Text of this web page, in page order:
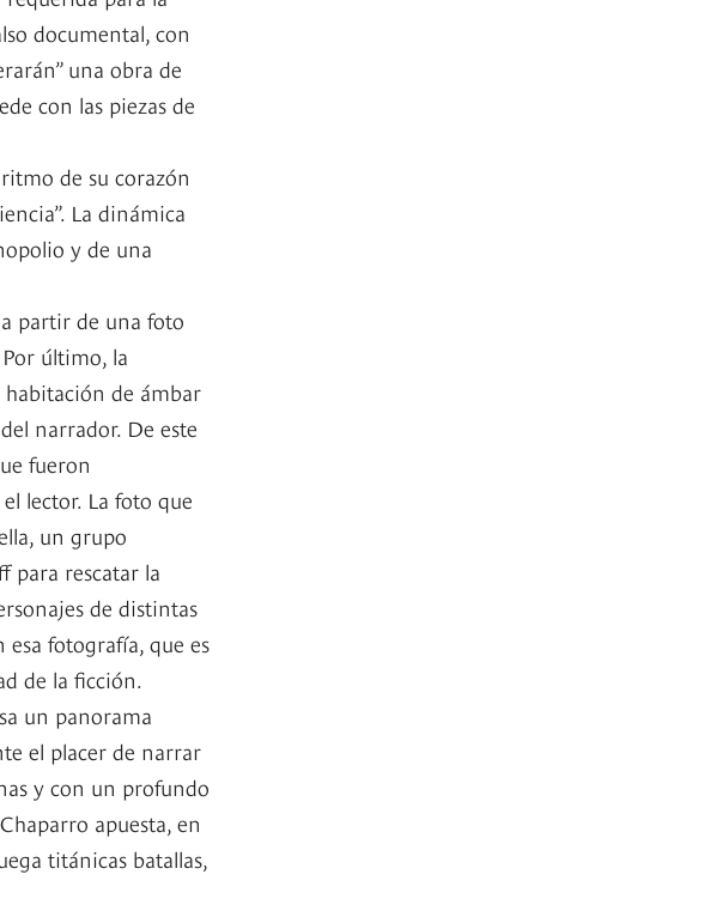
documental, con
una obra de
con las piezas de
de su corazón
La dinámica
y de una
partir de una foto
último, la
habitación de ámbar
narrador. De este
fueron
lector. La foto que
un grupo
para rescatar la
de distintas
esa fotografía, que es
de la ficción.
un panorama
el placer de narrar
y con un profundo
apuesta, en
titánicas batallas,